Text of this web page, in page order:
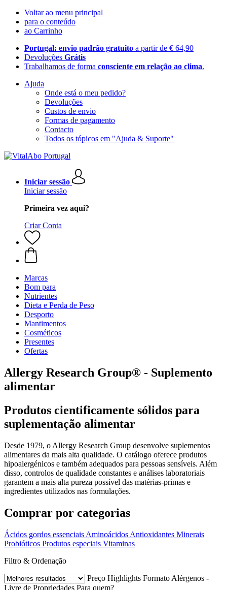
Voltar ao menu principal
para o conteúdo
ao Carrinho
Portugal: envio padrão gratuito a partir de € 64,90
Devoluções Grátis
Trabalhamos de forma consciente em relação ao clima.
Ajuda
Onde está o meu pedido?
Devoluções
Custos de envio
Formas de pagamento
Contacto
Todos os tópicos em "Ajuda & Suporte"
Iniciar sessão
Iniciar sessão
Primeira vez aqui?
Criar Conta
Marcas
Bom para
Nutrientes
Dieta e Perda de Peso
Desporto
Mantimentos
Cosméticos
Presentes
Ofertas
Allergy Research Group® - Suplemento
alimentar
Produtos cientificamente sólidos para
suplementação alimentar
Desde 1979, o Allergy Research Group desenvolve suplementos
alimentares da mais alta qualidade. O catálogo oferece produtos
hipoalergénicos e também adequados para pessoas sensíveis. Além
disso, controlos de qualidade constantes e análises laboratoriais
garantem a mais alta pureza possível das matérias-primas e
ingredientes utilizados nas formulações.
Comprar por categorias
Ácidos gordos essenciais Aminoácidos Antioxidantes Minerais
Probióticos Produtos especiais Vitaminas
Filtro & Ordenação
Preço Highlights Formato Alérgenos -
Livre de Propriedades Para quem?